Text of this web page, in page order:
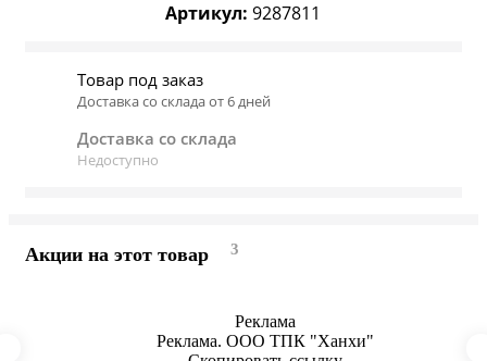
Артикул: 9287811
Товар под заказ
Доставка со склада от 6 дней
Доставка со склада
Недоступно
Акции на этот товар 3